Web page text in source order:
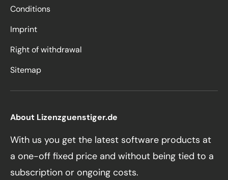
Conditions
Imprint
Right of withdrawal
Sitemap
About Lizenzguenstiger.de
With us you get the latest software products at
a one-off fixed price and without being tied to a
subscription or ongoing costs.